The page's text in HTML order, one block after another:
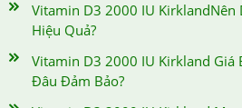
Vitamin D3 2000 IU KirklandNên
Hiệu Quả?
Vitamin D3 2000 IU Kirkland Giá
Đâu Đảm Bảo?